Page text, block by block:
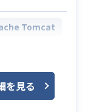
アウォール
設定、ミド
種調整およ
Tomcat
携機能追加
応
を見る